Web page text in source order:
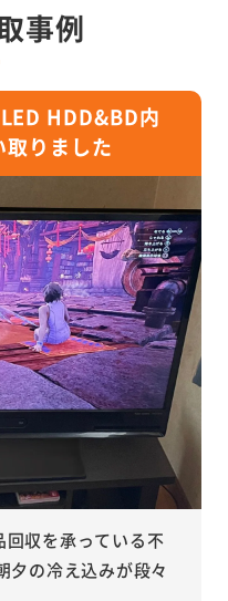
事例
HDD&BD内
りました
回収を承っている不
夕の冷え込みが段々